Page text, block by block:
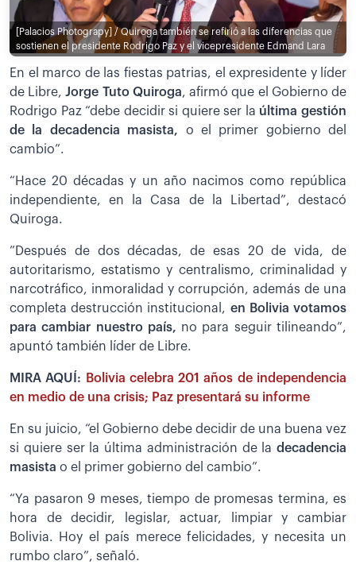
[Palacios Photograpy] / Quiroga también se refirió a las diferencias que
sostienen el presidente Rodrigo Paz y el vicepresidente Edmand Lara
En el marco de las fiestas patrias, el expresidente y líder
de Libre,Jorge Tuto Quiroga, afirmó que el Gobierno de
Rodrigo Paz “debe decidir si quiere ser la última gestión
de la decadencia masista, o el primer gobierno del
cambio”.
“Hace 20 décadas y un año nacimos como república
independiente, en la Casa de la Libertad”, destacó
Quiroga.
”Después de dos décadas, de esas 20 de vida, de
autoritarismo, estatismo y centralismo, criminalidad y
narcotráfico, inmoralidad y corrupción, además de una
completa destrucción institucional, en Bolivia votamos
para cambiar nuestro país, no para seguir tilineando”,
apuntó también líder de Libre.
MIRA AQUÍ:
Bolivia celebra 201 años de independencia
en medio de una crisis; Paz presentará su informe
En su juicio, “el Gobierno debe decidir de una buena vez
si quiere ser la última administración de la decadencia
masista o el primer gobierno del cambio”.
“Ya pasaron 9 meses, tiempo de promesas termina, es
hora de decidir, legislar, actuar, limpiar y cambiar
Bolivia. Hoy el país merece felicidades, y necesita un
rumbo claro”, señaló.